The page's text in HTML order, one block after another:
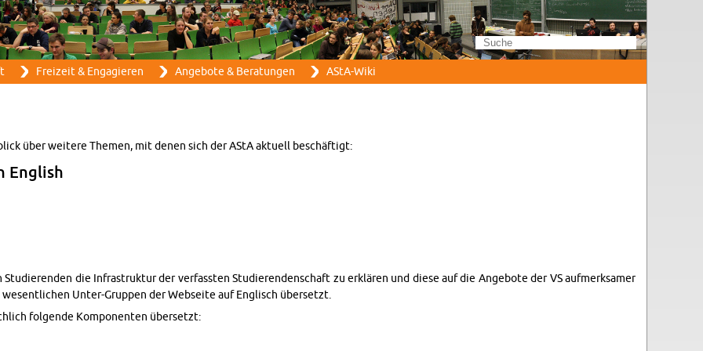
Direkt zum Inhalt
Frei­zeit & En­ga­gie­ren An­ge­bo­te & Be­ra­tun­gen AStA-Wi­ki
über wei­te­re The­men, mit denen sich der AStA ak­tu­ell be­schäf­tigt:
Eng­lish
die In­fra­struk­tur der ver­fass­ten Stu­die­ren­den­schaft zu er­klä­ren und diese auf die An­ge­bo­te der VS auf­merk­sa­mer
we­sent­li­chen Un­ter-Grup­pen der Web­sei­te auf Eng­lisch über­setzt.
fol­gen­de Kom­po­nen­ten über­setzt: